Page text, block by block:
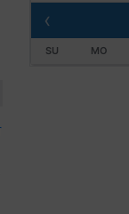
‹
SU MO